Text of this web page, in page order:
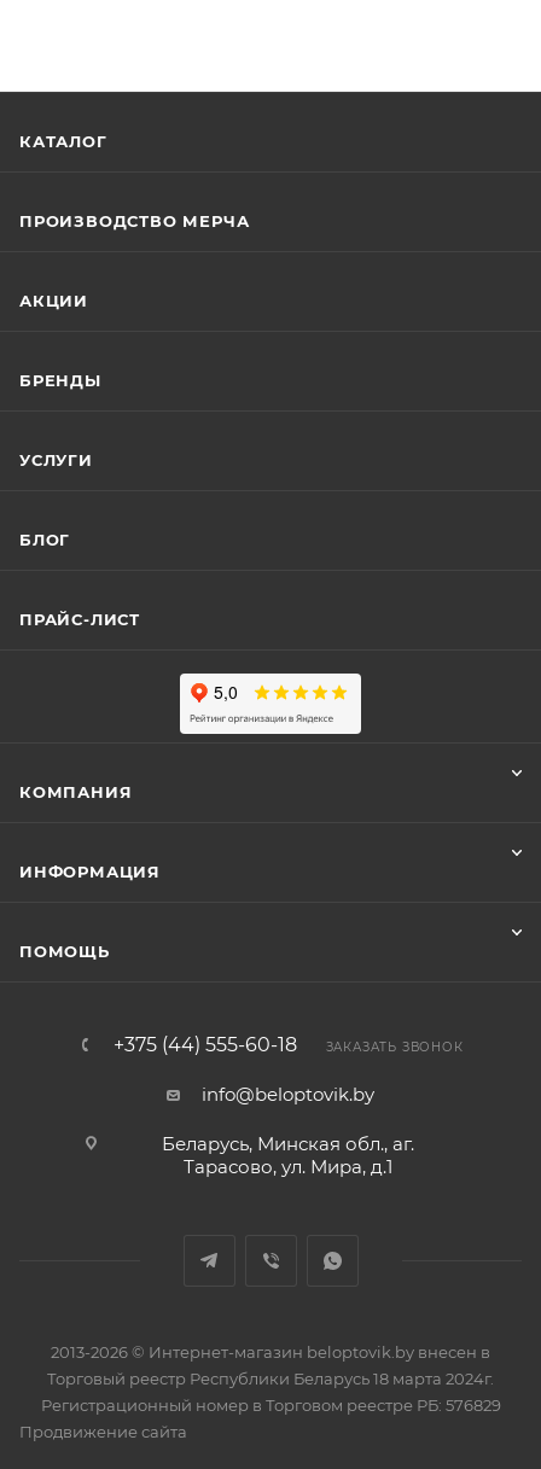
КАТАЛОГ
ПРОИЗВОДСТВО МЕРЧА
АКЦИИ
БРЕНДЫ
УСЛУГИ
БЛОГ
ПРАЙС-ЛИСТ
КОМПАНИЯ
ИНФОРМАЦИЯ
ПОМОЩЬ
+375 (44) 555-60-18 ЗАКАЗАТЬ ЗВОНОК
info@beloptovik.by
Беларусь, Минская обл., аг.
Тарасово, ул. Мира, д.1
2013-2026 © Интернет-магазин beloptovik.by внесен в
Торговый реестр Республики Беларусь 18 марта 2024г.
Регистрационный номер в Торговом реестре РБ: 576829
Продвижение сайта